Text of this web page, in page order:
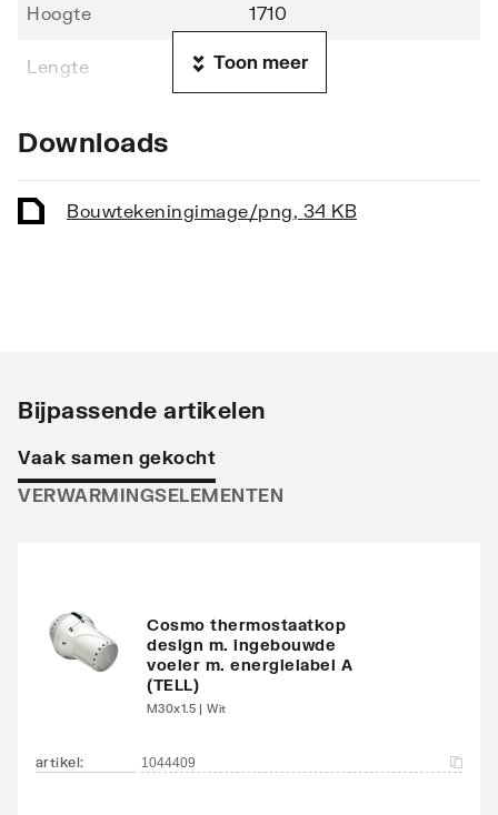
Hoogte 1710
Lengte 600
Vorm collector Rond
20°C - 55/45
70/40
N-exponent 1.2465
Toon meer
Downloads
Bouwtekeningimage/png 34 KB
Bijpassende artikelen
Vaak samen gekocht
VERWARMINGSELEMENTEN
Cosmo thermostaatkop
design m. ingebouwde
voeler m. energielabel A
(TELL)
M30x1.5 | Wit
artikel: 1044409